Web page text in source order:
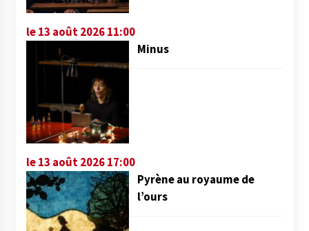
le 13 août 2026 11:00
Minus
le 13 août 2026 17:00
Pyrène au royaume de
l’ours